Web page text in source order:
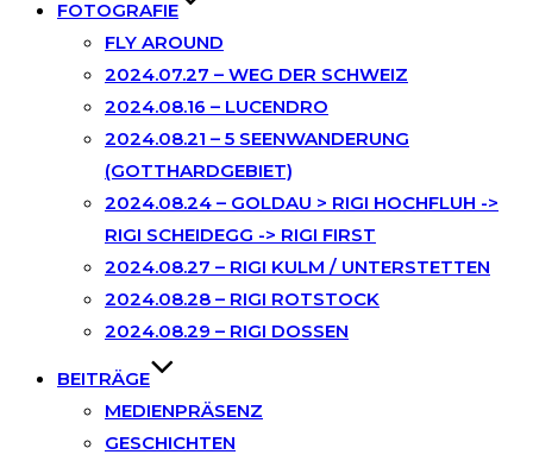
FOTOGRAFIE
FLY AROUND
2024.07.27 – WEG DER SCHWEIZ
2024.08.16 – LUCENDRO
2024.08.21 – 5 SEENWANDERUNG
(GOTTHARDGEBIET)
2024.08.24 – GOLDAU > RIGI HOCHFLUH ->
RIGI SCHEIDEGG -> RIGI FIRST
2024.08.27 – RIGI KULM / UNTERSTETTEN
2024.08.28 – RIGI ROTSTOCK
2024.08.29 – RIGI DOSSEN
BEITRÄGE
MEDIENPRÄSENZ
GESCHICHTEN